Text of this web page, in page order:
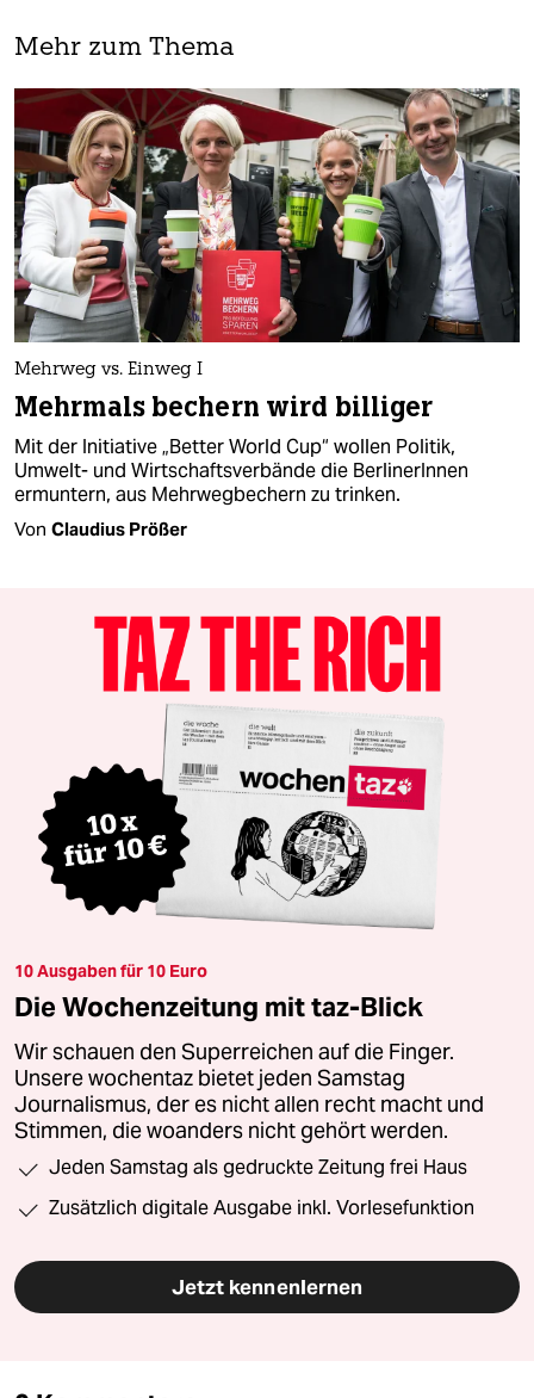
Mehr zum Thema
Mehrweg vs. Einweg I
Mehrmals bechern wird billiger
Mit der Initiative „Better World Cup“ wollen Politik,
Umwelt- und Wirtschaftsverbände die BerlinerInnen
ermuntern, aus Mehrwegbechern zu trinken.
Von Claudius Prößer
10 Ausgaben für 10 Euro
Die Wochenzeitung mit taz-Blick
Wir schauen den Superreichen auf die Finger.
Unsere wochentaz bietet jeden Samstag
Journalismus, der es nicht allen recht macht und
Stimmen, die woanders nicht gehört werden.
Jeden Samstag als gedruckte Zeitung frei Haus
Zusätzlich digitale Ausgabe inkl. Vorlesefunktion
Jetzt kennenlernen